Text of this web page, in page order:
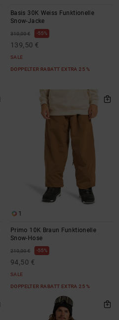
Basis 30K Weiss Funktionelle
Snow-Jacke
310,00 € 55%
139,50 €
SALE
DOPPELTER RABATT EXTRA 25 %
1
Primo 10K Braun Funktionelle
Snow-Hose
210,00 € 55%
94,50 €
SALE
DOPPELTER RABATT EXTRA 25 %